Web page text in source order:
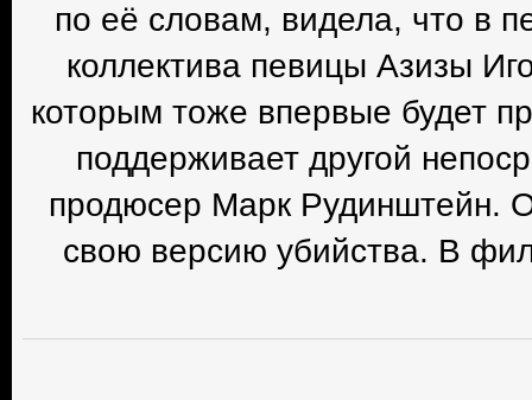
по её словам, видела, что в
коллектива певицы Азизы
которым тоже впервые будет
поддерживает другой
продюсер Марк Рудинштейн.
свою версию убийства. В